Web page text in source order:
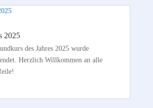
2025
des Jahres 2025 wurde
Herzlich Willkommen an alle